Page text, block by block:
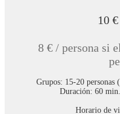
10
8 € / persona si
Grupos: 15-20 personas
Duración: 60
Horario de